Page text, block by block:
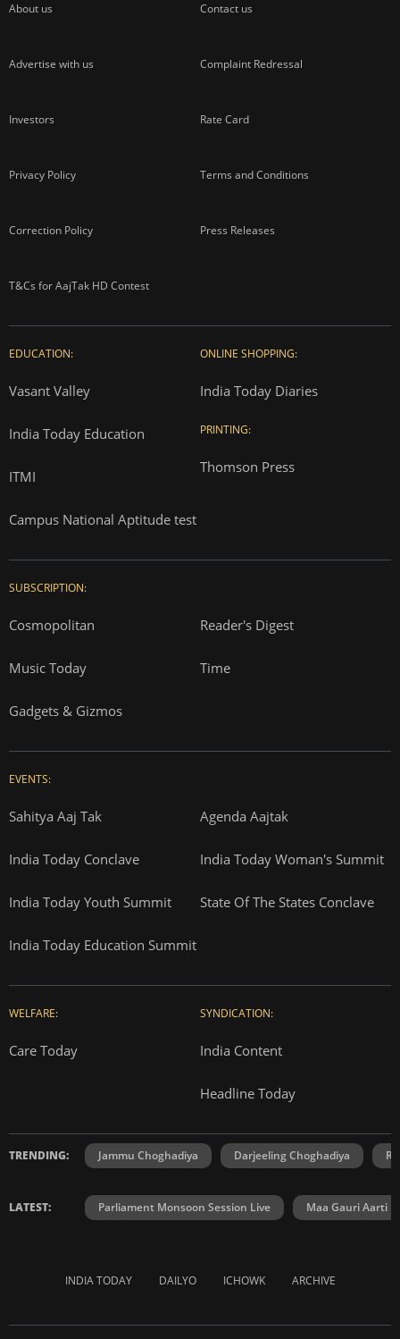
About us Contact us
Advertise with us Complaint Redressal
Investors Rate Card
Privacy Policy Terms and Conditions
Correction Policy Press Releases
T&Cs for AajTak HD Contest
EDUCATION:
Vasant Valley
India Today Education
ITMI
Campus National Aptitude test
ONLINE SHOPPING:
India Today Diaries
PRINTING:
Thomson Press
SUBSCRIPTION:
Cosmopolitan Reader's Digest
Music Today Time
Gadgets & Gizmos
EVENTS:
Sahitya Aaj Tak Agenda Aajtak
India Today Conclave India Today Woman's Summit
India Today Youth Summit State Of The States Conclave
India Today Education Summit
WELFARE:
Care Today
SYNDICATION:
India Content
Headline Today
TRENDING: Jammu Choghadiya Darjeeling Choghadiya
LATEST: Parliament Monsoon Session Live Maa Gauri Aarti
INDIA TODAY DAILYO ICHOWK ARCHIVE